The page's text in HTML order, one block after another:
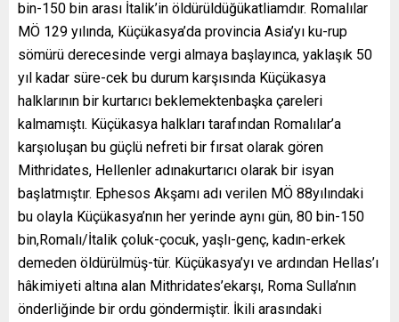
bin-150 bin arası İtalik’in öldürüldüğükatliamdır. Romalılar
MÖ 129 yılında, Küçükasya’da provincia Asia’yı ku-rup
sömürü derecesinde vergi almaya başlayınca, yaklaşık 50
yıl kadar süre-cek bu durum karşısında Küçükasya
halklarının bir kurtarıcı beklemektenbaşka çareleri
kalmamıştı. Küçükasya halkları tarafından Romalılar’a
karşıoluşan bu güçlü nefreti bir fırsat olarak gören
Mithridates, Hellenler adınakurtarıcı olarak bir isyan
başlatmıştır. Ephesos Akşamı adı verilen MÖ 88yılındaki
bu olayla Küçükasya’nın her yerinde aynı gün, 80 bin-150
bin,Romalı/İtalik çoluk-çocuk, yaşlı-genç, kadın-erkek
demeden öldürülmüş-tür. Küçükasya’yı ve ardından Hellas’ı
hâkimiyeti altına alan Mithridates’ekarşı, Roma Sulla’nın
önderliğinde bir ordu göndermiştir. İkili arasındaki